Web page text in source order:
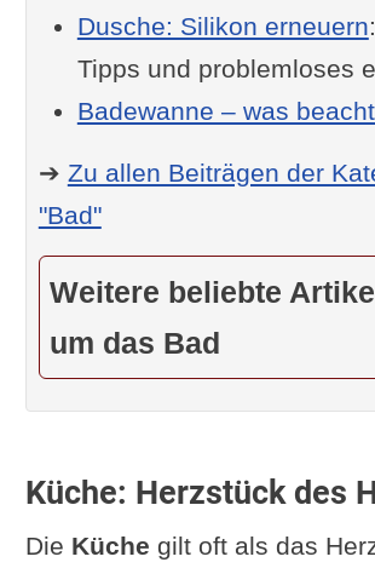
Dusche: Silikon erneuern
Tipps und problemloses
Badewanne – was
➔ Zu allen Beiträgen der
"Bad"
Weitere beliebte
um das Bad
Küche: Herzstück des
Die Küche gilt oft als das